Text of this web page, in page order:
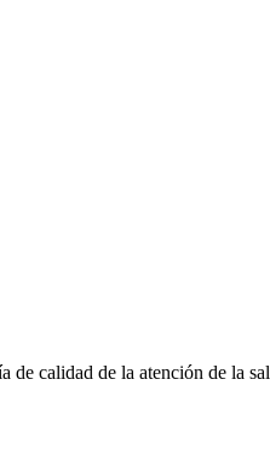
calidad de la atención de la